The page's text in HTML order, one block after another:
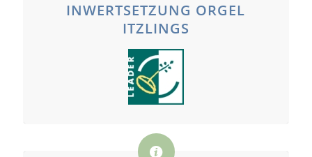
INWERTSETZUNG ORGEL
ITZLINGS